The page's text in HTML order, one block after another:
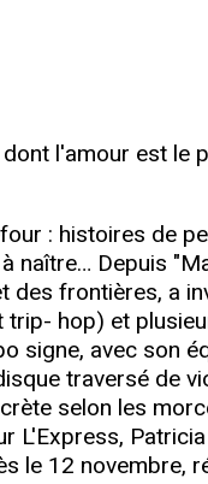
l'amour est le
: histoires de
naître… Depuis
des frontières, a
hop) et
signe, avec son
traversé de
selon les
L'Express,
le 12 novembre,